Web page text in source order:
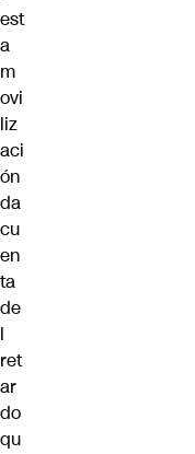
est
a
m
ovi
liz
aci
ón
da
cu
en
ta
de
l
ret
ar
do
qu